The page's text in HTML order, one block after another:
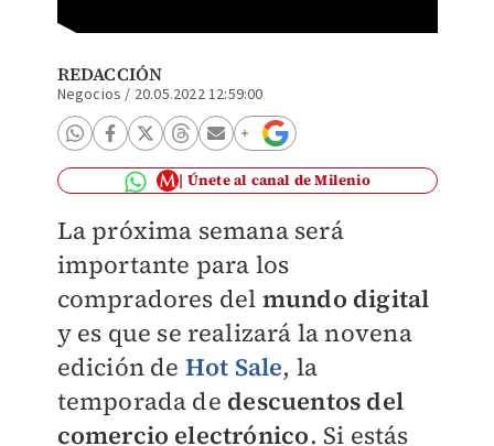
REDACCIÓN
Negocios / 20.05.2022 12:59:00
Únete al canal de Milenio
La próxima semana será
importante para los
compradores del mundo digital
y es que se realizará la novena
edición de Hot Sale, la
temporada de descuentos del
comercio electrónico. Si estás